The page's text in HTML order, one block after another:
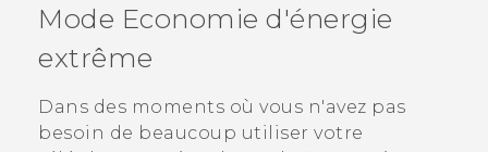
VIVERSE
ASSISTANCE
Appareils HTC & Accessoires
Connexion
Mode Economie d'énergie
extrême
Dans des moments où vous n'avez pas
besoin de beaucoup utiliser votre